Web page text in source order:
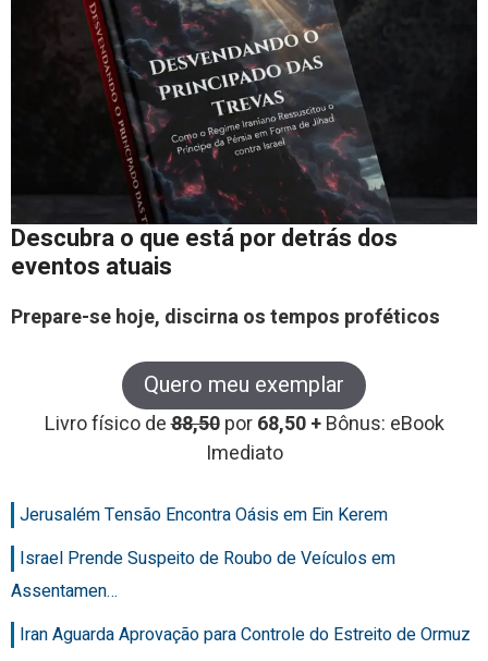
Descubra o que está por detrás dos
eventos atuais
Prepare-se hoje, discirna os tempos proféticos
Quero meu exemplar
Livro físico de88,50 por68,50 +Bônus: eBook
Imediato
Jerusalém Tensão Encontra Oásis em Ein Kerem
Israel Prende Suspeito de Roubo de Veículos em
Assentamen…
Iran Aguarda Aprovação para Controle do Estreito de Ormuz